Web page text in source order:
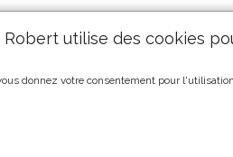
utilise des cookies
donnez votre consentement pour